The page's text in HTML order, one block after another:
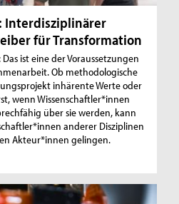
Interdisziplinärer
für Transformation
ist eine der Voraussetzungen
Ob methodologische
inhärente Werte oder
wenn Wissenschaftler*innen
über sie werden, kann
anderer Disziplinen
Akteur*innen gelingen.